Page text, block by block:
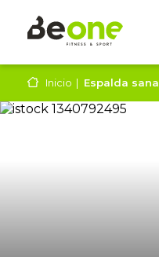
Inicio Espalda sana